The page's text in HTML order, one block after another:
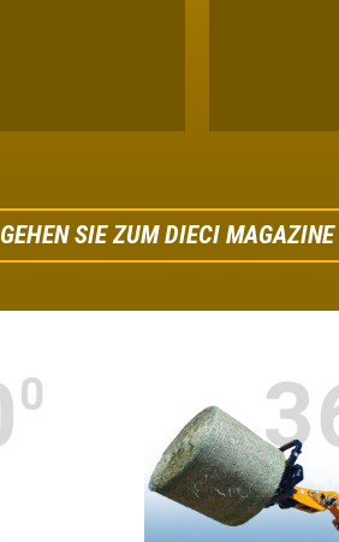
GEHEN SIE ZUM DIECI MAGAZINE